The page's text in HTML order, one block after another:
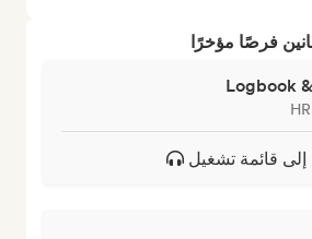
فرصًا مؤخرًا
Logbook
قائمة تشغيل